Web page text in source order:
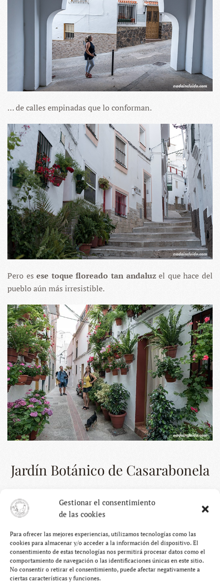
Gestionar el consentimiento
de las cookies
Para ofrecer las mejores experiencias, utilizamos tecnologías como las
cookies para almacenar y/o acceder a la información del dispositivo. El
consentimiento de estas tecnologías nos permitirá procesar datos como el
comportamiento de navegación o las identificaciones únicas en este sitio.
No consentir o retirar el consentimiento, puede afectar negativamente a
ciertas características y funciones.
… de calles empinadas que lo conforman.
Pero esese toque floreado tan andaluzel que hace del
pueblo aún más irresistible.
Jardín Botánico de Casarabonela
jardín botánico con más de 2500 especies